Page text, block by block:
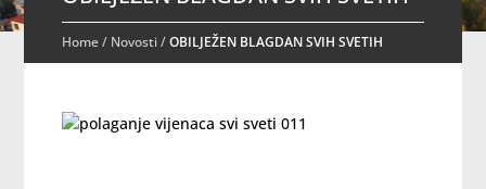
Home/ Novosti/OBILJEŽEN BLAGDAN SVIH SVETIH